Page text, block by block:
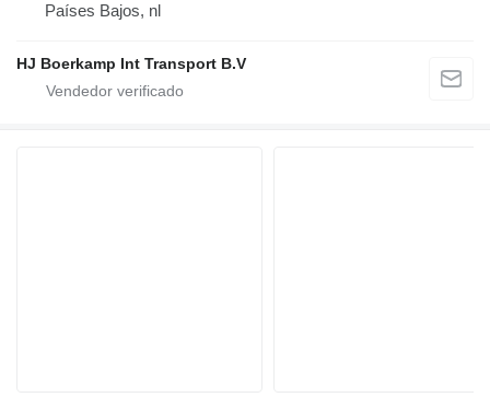
Países Bajos, nl
HJ Boerkamp Int Transport B.V